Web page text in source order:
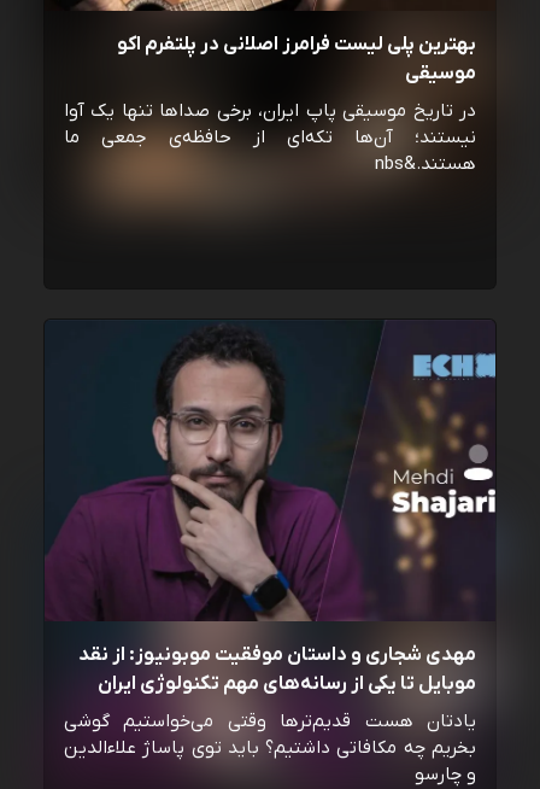
بهترین پلی لیست فرامرز اصلانی در پلتفرم اکو
موسیقی
در تاریخ موسیقی پاپ ایران، برخی صداها تنها یک آوا
نیستند؛ آن‌ها تکه‌ای از حافظه‌ی جمعی ما
هستند.&nbs
مهدی شجاری و داستان موفقیت موبونیوز: از نقد
موبایل تا یکی از رسانه‌‌های مهم تکنولوژی ایران
یادتان هست قدیم‌ترها وقتی می‌خواستیم گوشی
بخریم چه مکافاتی داشتیم؟ باید توی پاساژ علاءالدین
و چارسو